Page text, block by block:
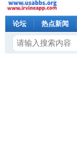
论坛 热点新闻